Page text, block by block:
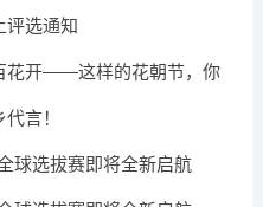
评选通知
花开——这样的花朝节，你
言！
球选拔赛即将全新启航